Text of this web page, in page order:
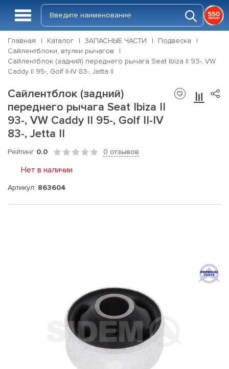
Главная Каталог ЗАПАСНЫЕ ЧАСТИ
Подвеска
Сайлентблоки, втулки рычагов
Сайлентблок (задний) переднего рычага Seat Ibiza II 93-, VW
Caddy II 95-, Golf II-IV 83-, Jetta II
Сайлентблок (задний)
переднего рычага Seat Ibiza II
93-, VW Caddy II 95-, Golf II-IV
83-, Jetta II
Рейтинг 0.0 0 отзывов
Нет в наличии
Артикул: 863604